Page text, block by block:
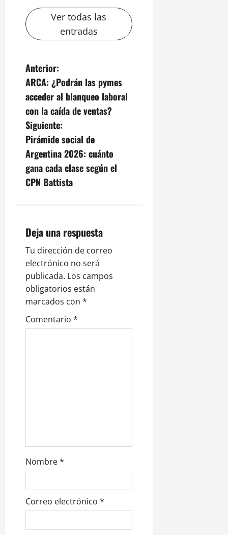
Ver todas las
entradas
N
a
v
e
g
a
ó
n
d
e
e
a
s
Anterior:
ARCA: ¿Podrán las pymes
acceder al blanqueo laboral
con la caída de ventas?
Siguiente:
Pirámide social de
Argentina 2026: cuánto
gana cada clase según el
CPN Battista
Deja una respuesta
Tu dirección de correo
electrónico no será
publicada. Los campos
obligatorios están
marcados con *
Comentario *
Nombre*
Correo electrónico *